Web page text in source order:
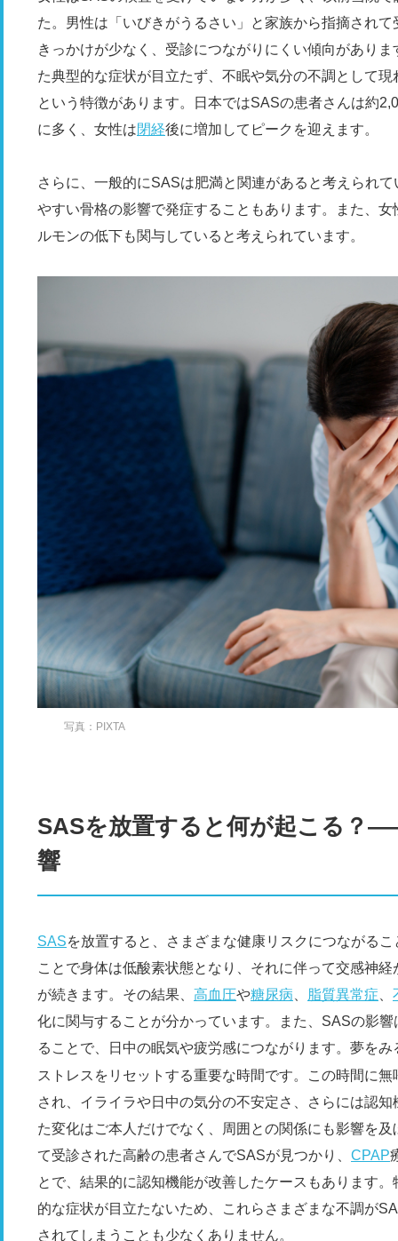
た。男性は「いびきがうるさい」と家族から指摘され
きっかけが少なく、受診につながりにくい傾向があり
た典型的な症状が目立たず、不眠や気分の不調として
という特徴があります。日本ではSASの患者さんは約
に多く、女性は閉経後に増加してピークを迎えます。
さらに、一般的にSASは肥満と関連があると考えられ
やすい骨格の影響で発症することもあります。また、
ルモンの低下も関与していると考えられています。
写真：PIXTA
SASを放置すると何が起こる？
響
SASを放置すると、さまざまな健康リスクにつながる
ことで身体は低酸素状態となり、それに伴って交感神
が続きます。その結果、 高血圧や糖尿病 脂質異常症
化に関与することが分かっています。また、SASの影
ることで、日中の眠気や疲労感につながります。夢を
ストレスをリセットする重要な時間です。この時間に
され、イライラや日中の気分の不安定さ、さらには認
た変化はご本人だけでなく、周囲との関係にも影響を
て受診された高齢の患者さんでSASが見つかり、 CPAP
とで、結果的に認知機能が改善したケースもあります
的な症状が目立たないため、これらさまざまな不調が
されてしまうことも少なくありません。